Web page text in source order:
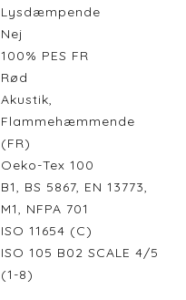
Lysdæmpende
Nej
100% PES FR
Rød
Akustik,
Flammehæmmende
(FR)
Oeko-Tex 100
B1, BS 5867, EN 13773,
M1, NFPA 701
ISO 11654 (C)
ISO 105 B02 SCALE 4/5
(1-8)